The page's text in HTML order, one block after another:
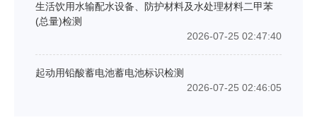
生活饮用水输配水设备、防护材料及水处理材料二甲苯
(总量)检测
2026-07-25 02:47:40
起动用铅酸蓄电池蓄电池标识检测
2026-07-25 02:46:05